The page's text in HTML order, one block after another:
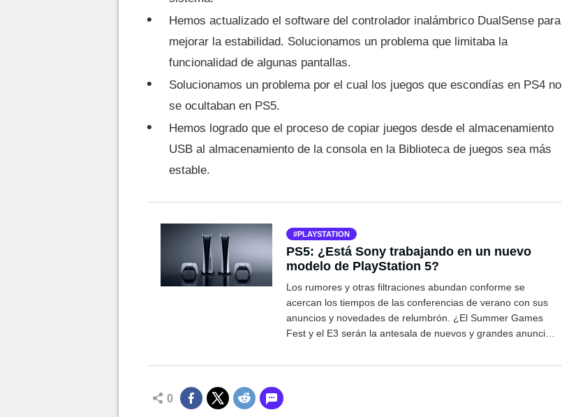
Hemos actualizado el software del controlador inalámbrico DualSense para
mejorar la estabilidad. Solucionamos un problema que limitaba la
funcionalidad de algunas pantallas.
Solucionamos un problema por el cual los juegos que escondías en PS4 no
se ocultaban en PS5.
Hemos logrado que el proceso de copiar juegos desde el almacenamiento
USB al almacenamiento de la consola en la Biblioteca de juegos sea más
estable.
PLAYSTATION
PS5: ¿Está Sony trabajando en un nuevo
modelo de PlayStation 5?
Los rumores y otras filtraciones abundan conforme se
acercan los tiempos de las conferencias de verano con sus
anuncios y novedades de relumbrón. ¿El Summer Games
Fest y el E3 serán la antesala de nuevos y grandes anuncios
nuevo modelo de PS5...
0